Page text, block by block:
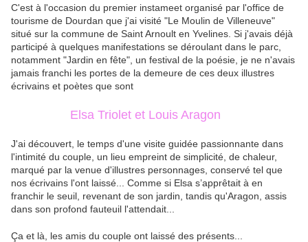
C'est à l'occasion du premier instameet organisé par l'office de
tourisme de Dourdan que j'ai visité "Le Moulin de Villeneuve"
situé sur la commune de Saint Arnoult en Yvelines. Si j'avais déjà
participé à quelques manifestations se déroulant dans le parc,
notamment "Jardin en fête", un festival de la poésie, je ne n'avais
jamais franchi les portes de la demeure de ces deux illustres
écrivains et poètes que sont
Elsa Triolet et Louis Aragon
J'ai découvert, le temps d'une visite guidée passionnante dans
l'intimité du couple, un lieu empreint de simplicité, de chaleur,
marqué par la venue d'illustres personnages, conservé tel que
nos écrivains l'ont laissé... Comme si Elsa s’apprêtait à en
franchir le seuil, revenant de son jardin, tandis qu'Aragon, assis
dans son profond fauteuil l'attendait...
Ça et là, les amis du couple ont laissé des présents...